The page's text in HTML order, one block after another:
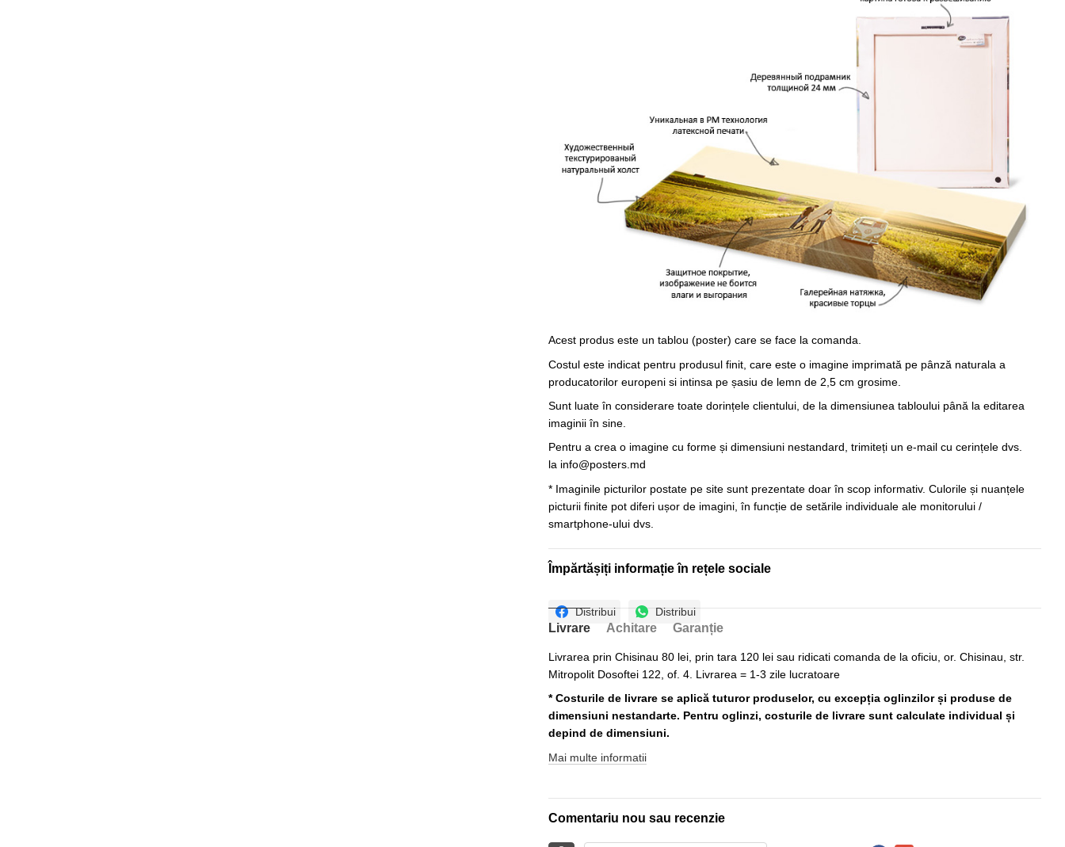
Acest produs este un tablou (poster) care se face la comanda.
Costul este indicat pentru produsul finit, care este o imagine imprimată pe pânză naturala a
producatorilor europeni si intinsa pe șasiu de lemn de 2,5 cm grosime.
Sunt luate în considerare toate dorințele clientului, de la dimensiunea tabloului până la editarea
imaginii în sine.
Pentru a crea o imagine cu forme și dimensiuni nestandard, trimiteți un e-mail cu cerințele dvs.
la info@posters.md
* Imaginile picturilor postate pe site sunt prezentate doar în scop informativ. Culorile și nuanțele
picturii finite pot diferi ușor de imagini, în funcție de setările individuale ale monitorului /
smartphone-ului dvs.
Împărtășiți informație în rețele sociale
Distribui Distribui
Livrare Achitare Garanție
Livrarea prin Chisinau 80 lei, prin tara 120 lei sau ridicati comanda de la oficiu, or. Chisinau, str.
Mitropolit Dosoftei 122, of. 4. Livrarea = 1-3 zile lucratoare
* Costurile de livrare se aplică tuturor produselor, cu excepția oglinzilor și produse de
dimensiuni nestandarte. Pentru oglinzi, costurile de livrare sunt calculate individual și
depind de dimensiuni.
Mai multe informatii
Comentariu nou sau recenzie